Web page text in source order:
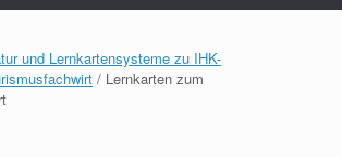
und Lernkartensysteme zu IHK-
/ Lernkarten zum